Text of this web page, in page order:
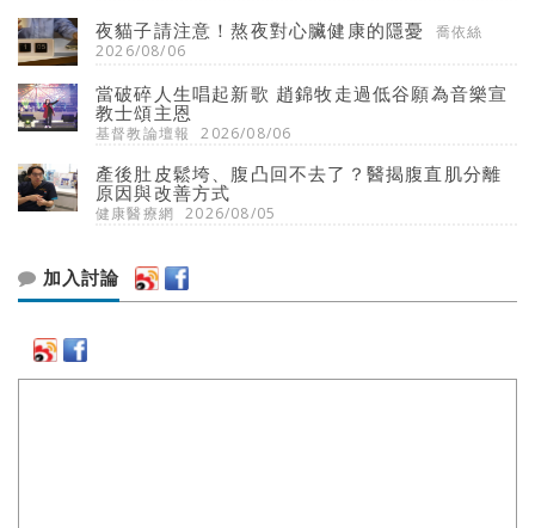
夜貓子請注意！熬夜對心臟健康的隱憂
喬依絲
2026/08/06
當破碎人生唱起新歌 趙錦牧走過低谷願為音樂宣
教士頌主恩
基督教論壇報 2026/08/06
產後肚皮鬆垮、腹凸回不去了？醫揭腹直肌分離
原因與改善方式
健康醫療網 2026/08/05
加入討論